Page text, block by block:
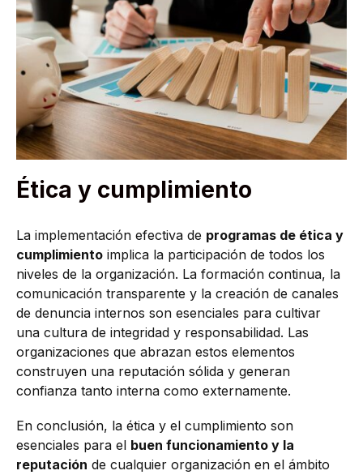
Ética y cumplimiento
La implementación efectiva de programas de ética y
cumplimiento implica la participación de todos los
niveles de la organización. La formación continua, la
comunicación transparente y la creación de canales
de denuncia internos son esenciales para cultivar
una cultura de integridad y responsabilidad. Las
organizaciones que abrazan estos elementos
construyen una reputación sólida y generan
confianza tanto interna como externamente.
En conclusión, la ética y el cumplimiento son
esenciales para el buen funcionamiento y la
reputación de cualquier organización en el ámbito